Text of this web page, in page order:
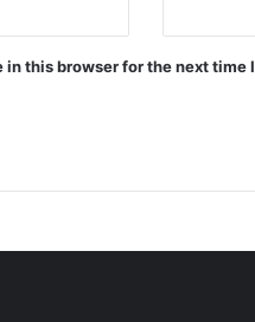
this browser for the next time